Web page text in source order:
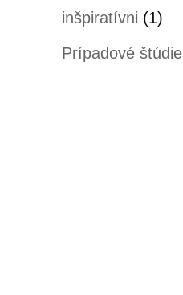
inšpiratívni (1)
Prípadové štúdie